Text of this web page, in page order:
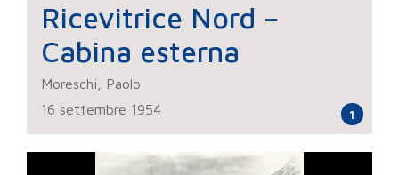
Ricevitrice Nord –
Cabina esterna
Moreschi, Paolo
16 settembre 1954
1